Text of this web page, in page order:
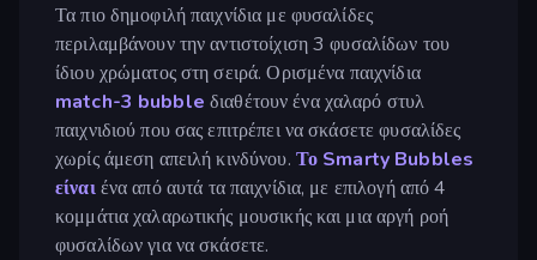
Τα πιο δημοφιλή παιχνίδια με φυσαλίδες
περιλαμβάνουν την αντιστοίχιση 3 φυσαλίδων του
ίδιου χρώματος στη σειρά. Ορισμένα παιχνίδια
match-3 bubble διαθέτουν ένα χαλαρό στυλ
παιχνιδιού που σας επιτρέπει να σκάσετε φυσαλίδες
χωρίς άμεση απειλή κινδύνου. Το Smarty Bubbles
είναιένα από αυτά τα παιχνίδια, με επιλογή από 4
κομμάτια χαλαρωτικής μουσικής και μια αργή ροή
φυσαλίδων για να σκάσετε.